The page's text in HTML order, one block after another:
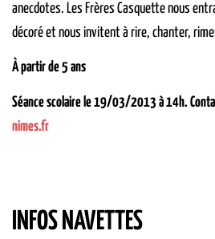
anecdotes. Les Frères Casquette nous
décoré et nous invitent à rire, chanter,
À partir de 5 ans
Séance scolaire le 19/03/2013 à 14h.
nimes.fr
INFOS NAVETTES